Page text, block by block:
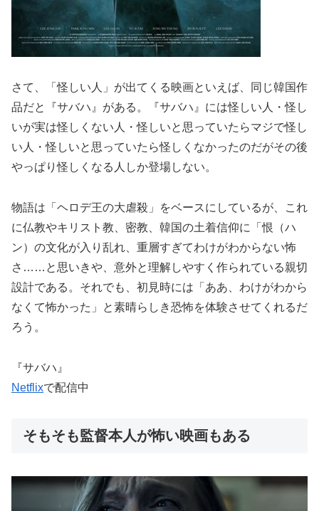
さて、「怪しい人」が出てくる映画といえば、同じ韓国作
品だと『サバハ』がある。『サバハ』には怪しい人・怪し
いが実は怪しくない人・怪しいと思っていたらマジで怪し
い人・怪しいと思っていたら怪しくなかったのだがその後
やっぱり怪しくなる人しか登場しない。
物語は「ヘロデ王の大虐殺」をベースにしているが、これ
に仏教やキリスト教、密教、韓国の土着信仰に「恨（ハ
ン）の文化が入り乱れ、重層すぎてわけがわからない怖
さ……と思いきや、意外と理解しやすく作られている親切
設計である。それでも、初見時には「ああ、わけがわから
なくて怖かった」と素晴らしき恐怖を体験させてくれるだ
ろう。
『サバハ』
Netflixで配信中
そもそも監督本人が怖い映画もある